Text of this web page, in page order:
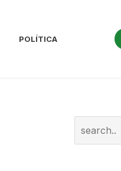
POLÍTICA